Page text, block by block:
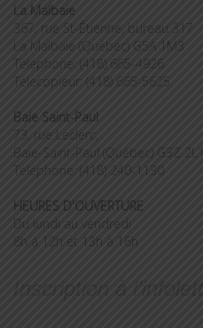
La Malbaie
367, rue St-Étienne, bureau 317
La Malbaie (Québec) G5A 1M3
Téléphone: (418) 665-4926
Télécopieur: (418) 665-5625
Baie Saint-Paul
73, rue Leclerc,
Baie-Saint-Paul (Québec) G3Z 2L1
Téléphone: (418) 240-1130
HEURES D'OUVERTURE
Du lundi au vendredi
8h à 12h et 13h à 16h